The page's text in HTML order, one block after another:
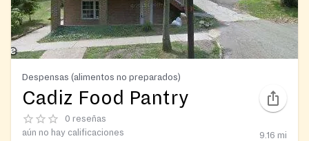
Despensas (alimentos no preparados)
Cadiz Food Pantry
0 reseñas
aún no hay calificaciones
9.16 mi